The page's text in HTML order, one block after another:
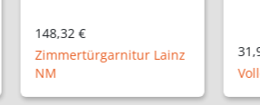
Lainz
31,98 €
Vollolive "Hannover P"